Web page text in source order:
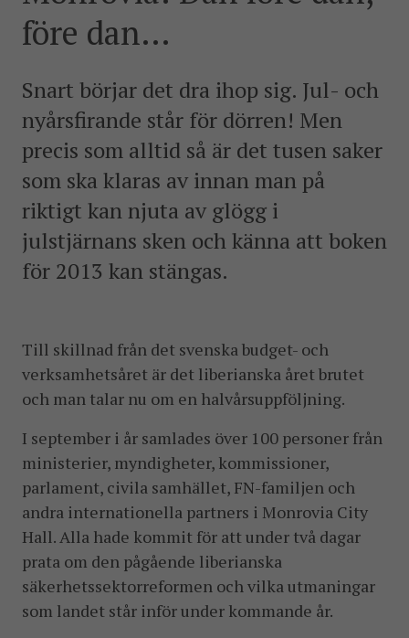
och expertis till freds- och valobservationsinsatser som
SOCIALA MEDIER
Instagram
Facebook
Twitter
LinkedIn
KONTAKTA FOLKE BERNADOTTEAKADEMIN
Ring
010-456 23 0
Sök efter:
före dan…
Snart börjar det dra ihop sig. Jul- och
nyårsfirande står för dörren! Men
precis som alltid så är det tusen saker
som ska klaras av innan man på
riktigt kan njuta av glögg i
julstjärnans sken och känna att boken
för 2013 kan stängas.
Till skillnad från det svenska budget- och
verksamhetsåret är det liberianska året brutet
och man talar nu om en halvårsuppföljning.
I september i år samlades över 100 personer från
ministerier, myndigheter, kommissioner,
parlament, civila samhället, FN-familjen och
andra internationella partners i Monrovia City
Hall. Alla hade kommit för att under två dagar
prata om den pågående liberianska
säkerhetssektorreformen och vilka utmaningar
som landet står inför under kommande år.